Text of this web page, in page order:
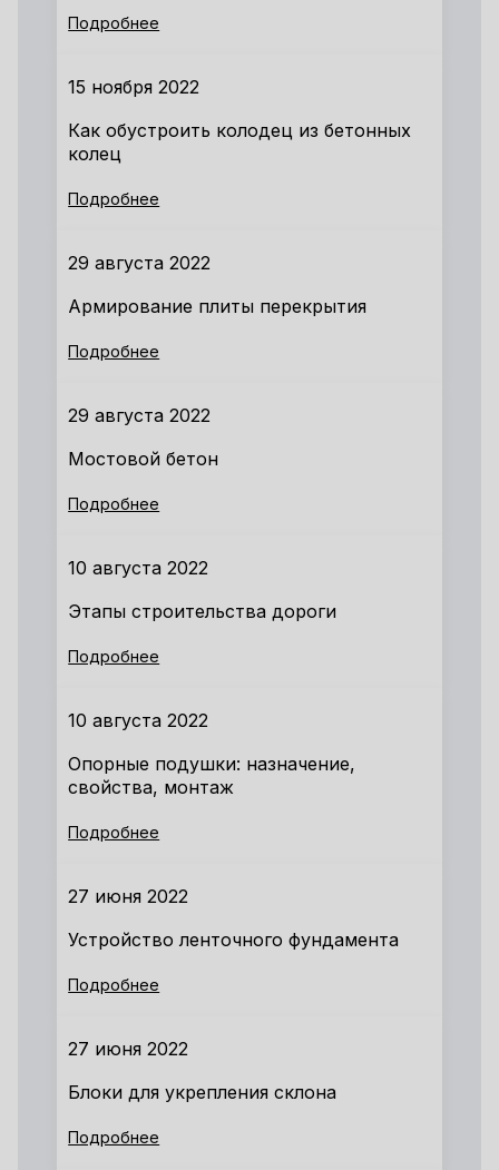
Подробнее
15 ноября 2022
Как обустроить колодец из бетонных
колец
Подробнее
29 августа 2022
Армирование плиты перекрытия
Подробнее
29 августа 2022
Мостовой бетон
Подробнее
10 августа 2022
Этапы строительства дороги
Подробнее
10 августа 2022
Опорные подушки: назначение,
свойства, монтаж
Подробнее
27 июня 2022
Устройство ленточного фундамента
Подробнее
27 июня 2022
Блоки для укрепления склона
Подробнее